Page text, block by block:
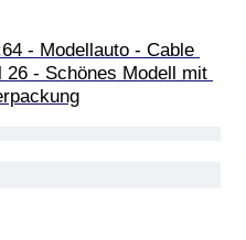
- Modellauto - Cable
26 - Schönes Modell mit